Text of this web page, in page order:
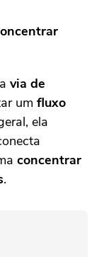
via de
um fluxo
ela
concentrar
.